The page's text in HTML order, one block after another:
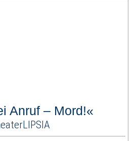
Anruf – Mord!«